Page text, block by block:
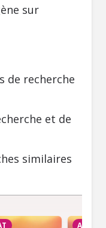
sur
de recherche
et de
similaires
ACHAT